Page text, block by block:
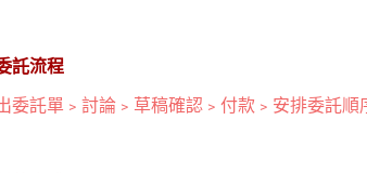
託流程
委託單﹥討論﹥草稿確認﹥付款﹥安排委託